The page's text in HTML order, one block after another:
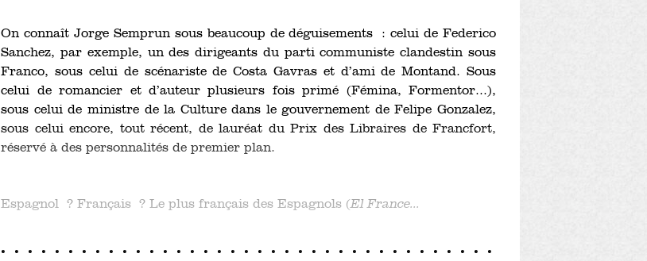
On connaît Jorge Semprun sous beaucoup de déguisements : celui de Federico
Sanchez, par exemple, un des dirigeants du parti communiste clandestin sous
Franco, sous celui de scénariste de Costa Gavras et d’ami de Montand. Sous
celui de romancier et d’auteur plusieurs fois primé (Fémina, Formentor...),
sous celui de ministre de la Culture dans le gouvernement de Felipe Gonzalez,
sous celui encore, tout récent, de lauréat du Prix des Libraires de Francfort,
réservé à des personnalités de premier plan.
Espagnol ? Français ? Le plus français des Espagnols (El France...